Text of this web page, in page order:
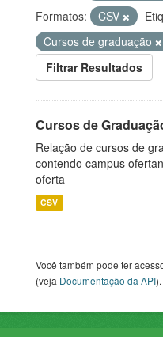
Formatos:
CSV
Cursos de graduação
Filtrar Resultados
Cursos de
Relação de cursos de
contendo campus
oferta
CSV
Você também pode ter
(veja Documentação da API).